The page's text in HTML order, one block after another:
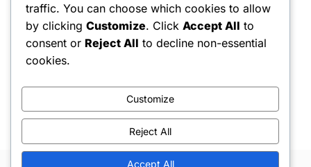
Categorieën
Carrière Hoogtepunten
traffic. You can choose which cookies to allow
by clicking Customize. Click Accept All to
consent or Reject All to decline non-essential
cookies.
Customize
Reject All
Accept All